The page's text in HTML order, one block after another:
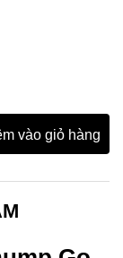
vào giỏ hàng